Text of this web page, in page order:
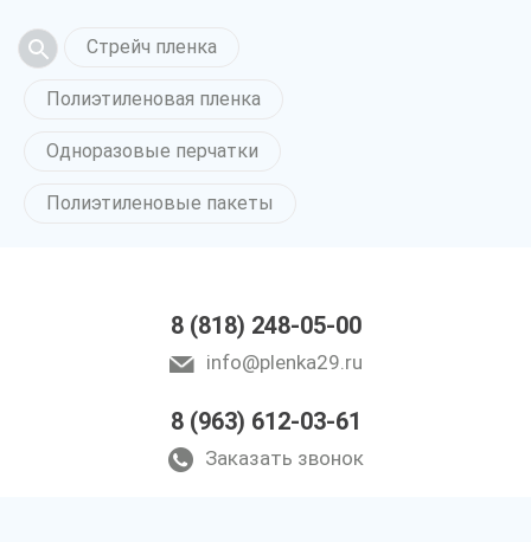
Стрейч пленка
Полиэтиленовая пленка
Одноразовые перчатки
Полиэтиленовые пакеты
8 (818) 248-05-00
info@plenka29.ru
8 (963) 612-03-61
Заказать звонок